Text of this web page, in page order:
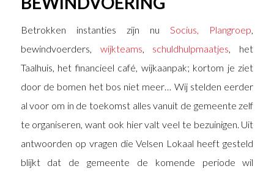
Betrokken instanties zijn nu Socius, Plangroep
bewindvoerders, wijkteams schuldhulpmaatjes , het
Taalhuis, het financieel café, wijkaanpak; kortom je ziet
door de bomen het bos niet meer… Wij stelden eerder
al voor om in de toekomst alles vanuit de gemeente zelf
te organiseren, want ook hier valt veel te bezuinigen. Uit
antwoorden op vragen die Velsen Lokaal heeft gesteld
blijkt dat de gemeente de komende periode wil